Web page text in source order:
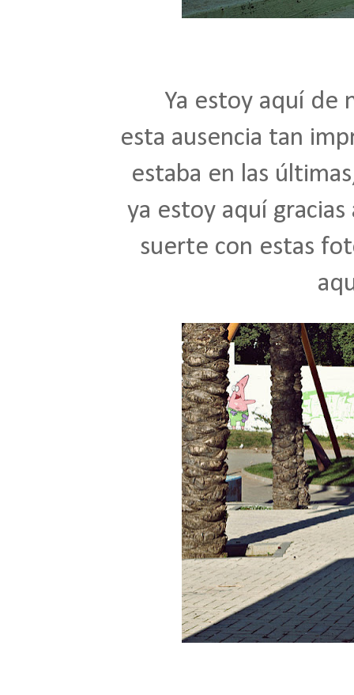
Ya estoy aquí de
esta ausencia tan
estaba en las
ya estoy aquí
suerte con estas